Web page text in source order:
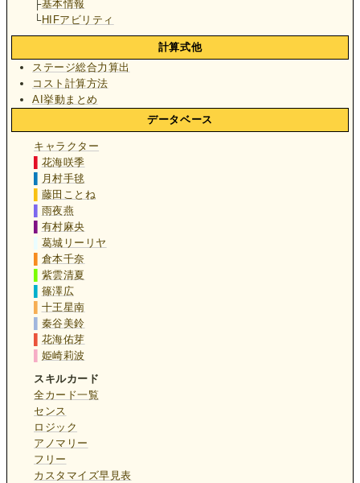
├基本情報
└HIFアビリティ
計算式他
ステージ総合力算出
コスト計算方法
AI挙動まとめ
データベース
キャラクター
花海咲季
月村手毬
藤田ことね
雨夜燕
有村麻央
葛城リーリヤ
倉本千奈
紫雲清夏
篠澤広
十王星南
秦谷美鈴
花海佑芽
姫崎莉波
スキルカード
全カード一覧
センス
ロジック
アノマリー
フリー
カスタマイズ早見表